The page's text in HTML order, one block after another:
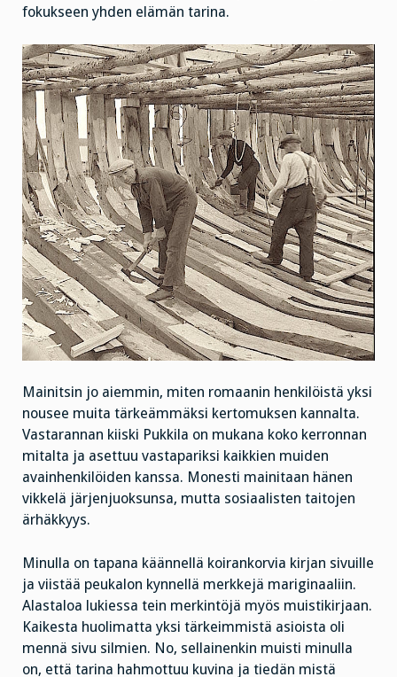
fokukseen yhden elämän tarina.
Mainitsin jo aiemmin, miten romaanin henkilöistä yksi
nousee muita tärkeämmäksi kertomuksen kannalta.
Vastarannan kiiski Pukkila on mukana koko kerronnan
mitalta ja asettuu vastapariksi kaikkien muiden
avainhenkilöiden kanssa. Monesti mainitaan hänen
vikkelä järjenjuoksunsa, mutta sosiaalisten taitojen
ärhäkkyys.
Minulla on tapana käännellä koirankorvia kirjan sivuille
ja viistää peukalon kynnellä merkkejä mariginaaliin.
Alastaloa lukiessa tein merkintöjä myös muistikirjaan.
Kaikesta huolimatta yksi tärkeimmistä asioista oli
mennä sivu silmien. No, sellainenkin muisti minulla
on, että tarina hahmottuu kuvina ja tiedän mistä